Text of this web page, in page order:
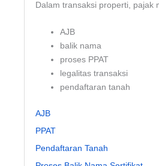
Dalam transaksi properti, pajak
AJB
balik nama
proses PPAT
legalitas transaksi
pendaftaran tanah
AJB
PPAT
Pendaftaran Tanah